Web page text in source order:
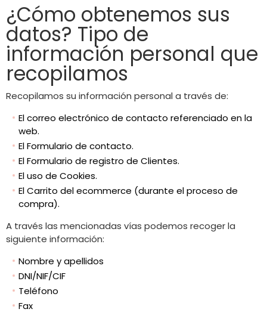
¿Cómo obtenemos sus
datos? Tipo de
información personal que
recopilamos
Recopilamos su información personal a través de:
El correo electrónico de contacto referenciado en la
web.
El Formulario de contacto.
El Formulario de registro de Clientes.
El uso de Cookies.
El Carrito del ecommerce (durante el proceso de
compra).
A través las mencionadas vías podemos recoger la
siguiente información:
Nombre y apellidos
DNI/NIF/CIF
Teléfono
Fax